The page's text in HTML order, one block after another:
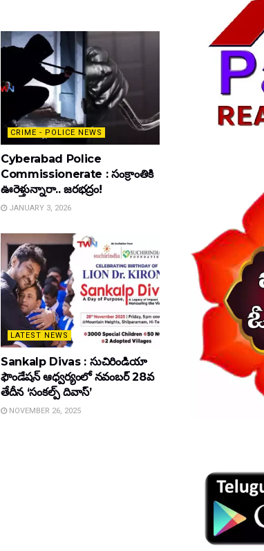
CRIME - POLICE NEWS
Cyberabad Police
Commissionerate : సంక్రాంతికి
ఊరెళ్తున్నారా.. జరభద్రం!
JANUARY 3, 2026
LATEST NEWS
Sankalp Divas : సుచిరిండియా
ఫౌండేషన్ ఆధ్వర్యంలో నవంబర్ 28వ
తేదీన ‘సంకల్ప్ దివాస్’
NOVEMBER 26, 2025